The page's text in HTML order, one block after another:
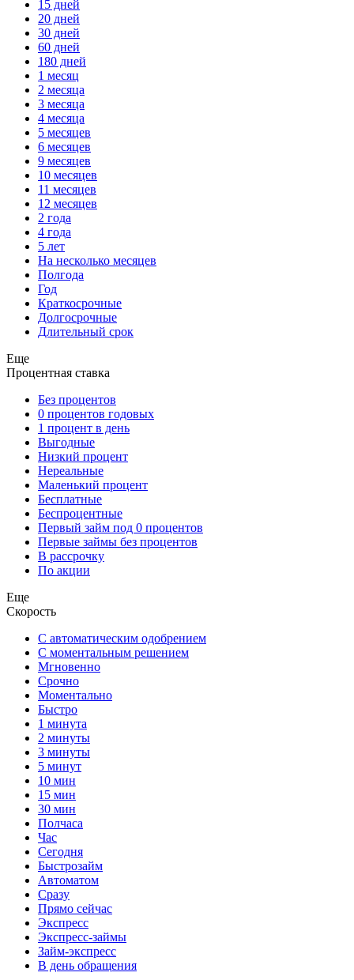
15 дней
20 дней
30 дней
60 дней
180 дней
1 месяц
2 месяца
3 месяца
4 месяца
5 месяцев
6 месяцев
9 месяцев
10 месяцев
11 месяцев
12 месяцев
2 года
4 года
5 лет
На несколько месяцев
Полгода
Год
Краткосрочные
Долгосрочные
Длительный срок
Еще
Процентная ставка
Без процентов
0 процентов годовых
1 процент в день
Выгодные
Низкий процент
Нереальные
Маленький процент
Бесплатные
Беспроцентные
Первый займ под 0 процентов
Первые займы без процентов
В рассрочку
По акции
Еще
Скорость
С автоматическим одобрением
С моментальным решением
Мгновенно
Срочно
Моментально
Быстро
1 минута
2 минуты
3 минуты
5 минут
10 мин
15 мин
30 мин
Полчаса
Час
Сегодня
Быстрозайм
Автоматом
Сразу
Прямо сейчас
Экспресс
Экспресс-займы
Займ-экспресс
В день обращения